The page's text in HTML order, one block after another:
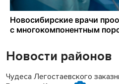
Новости районов
Чудеса Легостаевского